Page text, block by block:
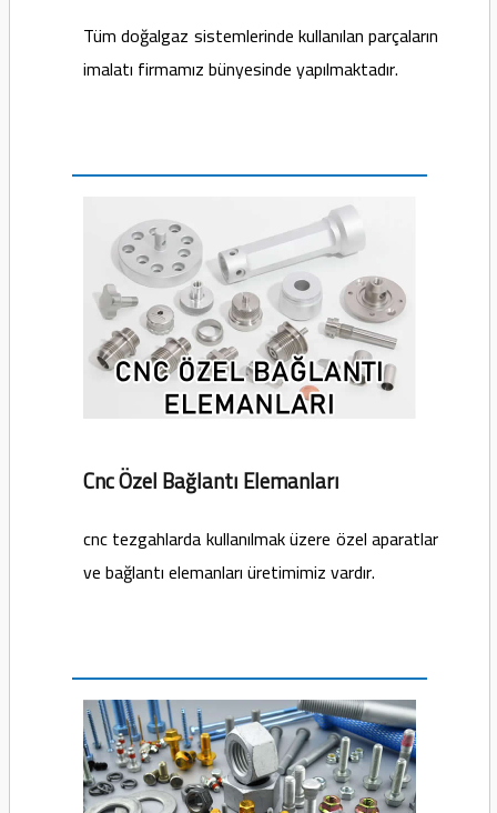
Tüm doğalgaz sistemlerinde kullanılan parçaların
imalatı firmamız bünyesinde yapılmaktadır.
Cnc Özel Bağlantı Elemanları
cnc tezgahlarda kullanılmak üzere özel aparatlar
ve bağlantı elemanları üretimimiz vardır.